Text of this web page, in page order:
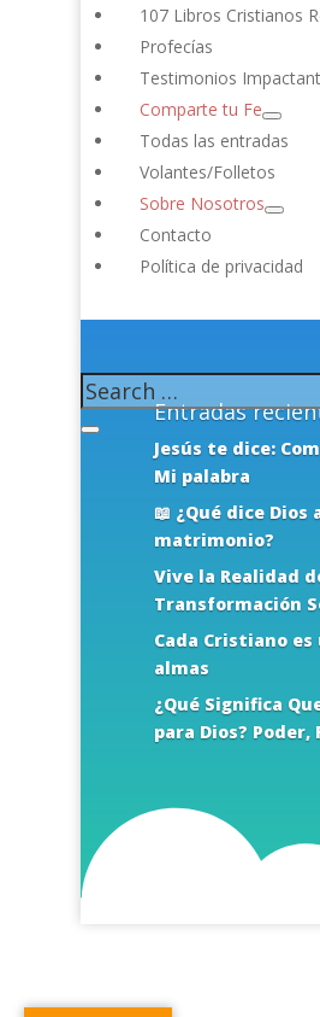
107 Libros Cristianos
Profecías
Testimonios
Comparte tu Fe
Todas las entradas
Volantes/Folletos
Sobre Nosotros
Contacto
Política de privacidad
Entradas
Jesús te dice:
Mi palabra
📖 ¿Qué dice Dios
matrimonio?
Vive la Realidad
Transformación
Cada Cristiano
almas
¿Qué Significa
para Dios? Poder,